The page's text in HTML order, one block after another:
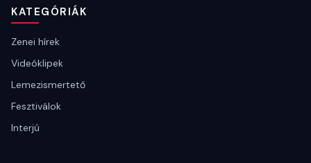
KATEGÓRIÁK
Zenei hírek
Videóklipek
Lemezismertető
Fesztiválok
Interjú